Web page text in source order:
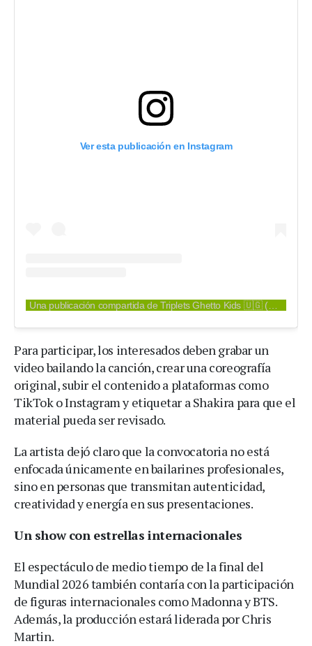
Ver esta publicación en Instagram
Para participar, los interesados deben grabar un
video bailando la canción, crear una coreografía
original, subir el contenido a plataformas como
TikTok o Instagram y etiquetar a Shakira para que el
material pueda ser revisado.
La artista dejó claro que la convocatoria no está
enfocada únicamente en bailarines profesionales,
sino en personas que transmitan autenticidad,
creatividad y energía en sus presentaciones.
Un show con estrellas internacionales
El espectáculo de medio tiempo de la final del
Mundial 2026 también contaría con la participación
de figuras internacionales como Madonna y BTS.
Además, la producción estará liderada por Chris
Martin.